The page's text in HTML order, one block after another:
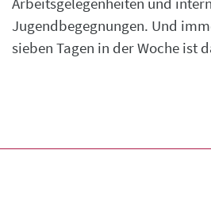
Jugendbegegnungen. Und
sieben Tagen in der Woche ist